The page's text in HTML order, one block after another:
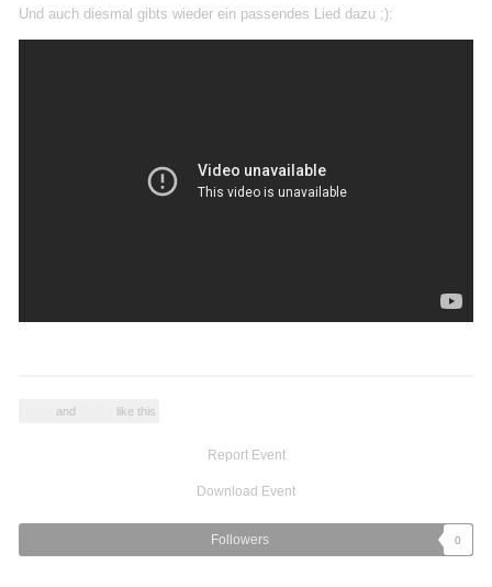
Und auch diesmal gibts wieder ein passendes Lied dazu ;):
and like this
Report Event
Download Event
Followers 0